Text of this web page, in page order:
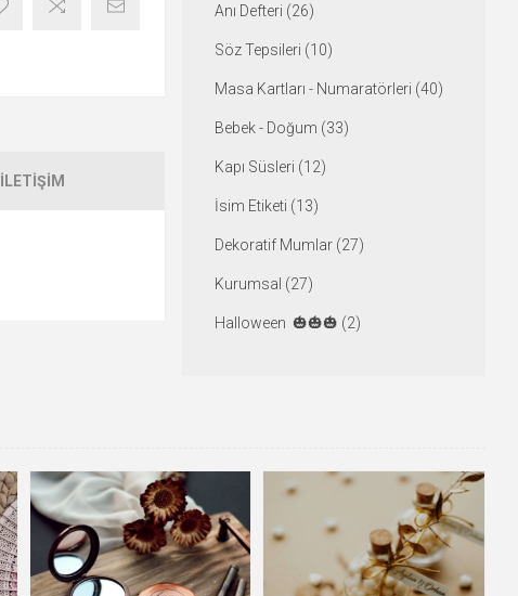
İLETIŞIM
Anı Defteri (26)
Söz Tepsileri (10)
Masa Kartları - Numaratörleri (40)
Bebek - Doğum (33)
Kapı Süsleri (12)
İsim Etiketi (13)
Dekoratif Mumlar (27)
Kurumsal (27)
Halloween 🎃🎃🎃 (2)